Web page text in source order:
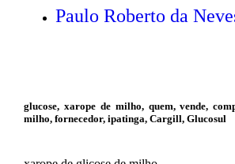
Paulo Roberto da
glucose, xarope de milho, quem, vende,
milho, fornecedor, ipatinga, Cargill, Glucosul